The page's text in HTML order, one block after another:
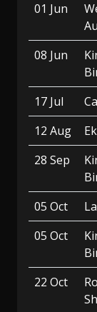
01 Jun
08 Jun
17 Jul
12 Aug
28 Sep
05 Oct
05 Oct
22 Oct